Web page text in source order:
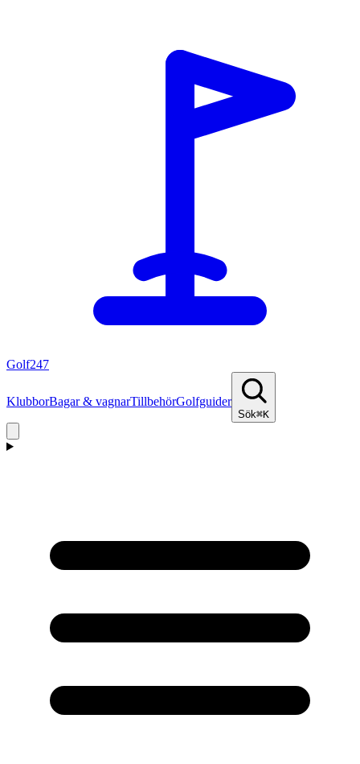
Golf247
KlubborBagar & vagnarTillbehörGolfguider
Sök⌘K